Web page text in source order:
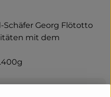
Georg Flötotto
mit dem